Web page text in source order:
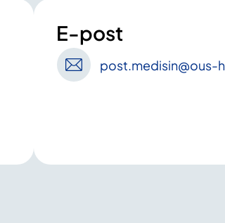
E-post
post.medisin@ous-